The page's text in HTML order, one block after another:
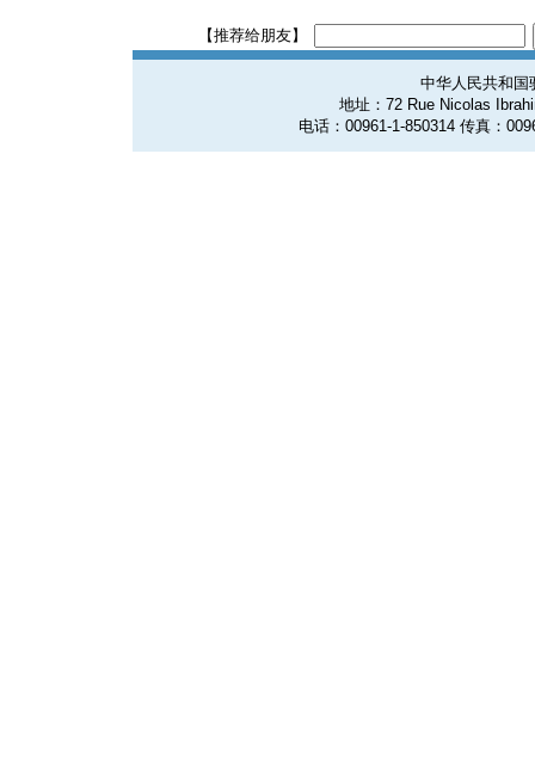
【推荐给朋友】
中华人民共和国
地址：72 Rue Nicolas
电话：00961-1-850314 传真：